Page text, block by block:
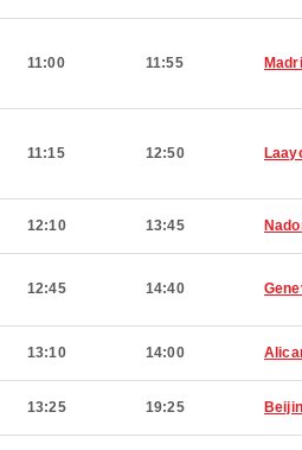
11:00 11:55
11:15 12:50
12:10 13:45
12:45 14:40
13:10 14:00
13:25 19:25